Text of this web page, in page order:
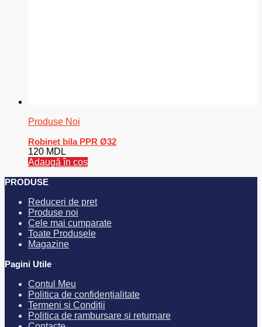
Produse Noi
Robinet bila PPR Ø32
120 MDL
Adaugă în coș
PRODUSE
Reduceri de pret
Produse noi
Cele mai cumparate
Toate Produsele
Magazine
Pagini Utile
Contul Meu
Politica de confidențialitate
Termeni și Condiții
Politica de rambursare și returnare